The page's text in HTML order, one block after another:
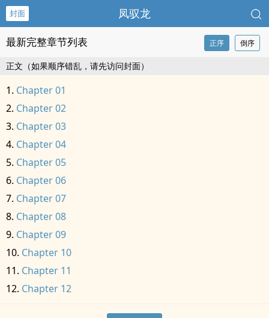
封面 凤驭龙
最新完整章节列表 正序 倒序
正文（如果顺序错乱，请先访问封面）
Chapter 01
Chapter 02
Chapter 03
Chapter 04
Chapter 05
Chapter 06
Chapter 07
Chapter 08
Chapter 09
Chapter 10
Chapter 11
Chapter 12